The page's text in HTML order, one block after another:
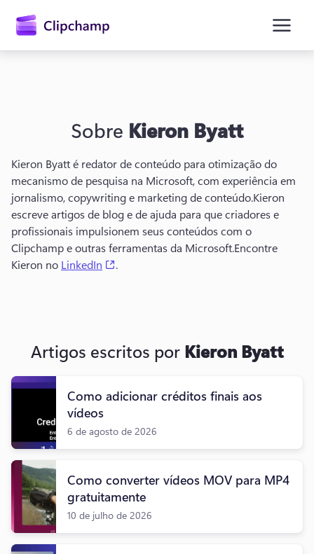
conteúdo
principal
Entrar
Experimentar gratuitamente
Sobre Kieron Byatt
Kieron Byatt é redator de conteúdo para otimização do
mecanismo de pesquisa na Microsoft, com experiência em
jornalismo, copywriting e marketing de conteúdo.Kieron
escreve artigos de blog e de ajuda para que criadores e
profissionais impulsionem seus conteúdos com o
Clipchamp e outras ferramentas da Microsoft.Encontre
Kieron no LinkedIn .
Artigos escritos por Kieron Byatt
Como adicionar créditos finais aos
vídeos
6 de agosto de 2026
Como converter vídeos MOV para MP4
gratuitamente
10 de julho de 2026